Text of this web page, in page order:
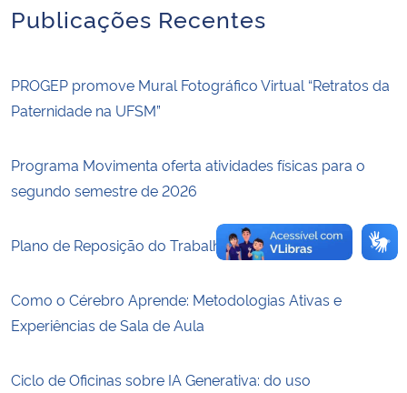
Secretaria de Governo
Advocacia-Geral da União
Publicações Recentes
PROGEP promove Mural Fotográfico Virtual “Retratos da
Paternidade na UFSM”
Programa Movimenta oferta atividades físicas para o
segundo semestre de 2026
Plano de Reposição do Trabalho 2026
Como o Cérebro Aprende: Metodologias Ativas e
Experiências de Sala de Aula
Ciclo de Oficinas sobre IA Generativa: do uso